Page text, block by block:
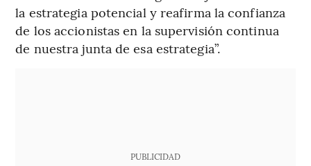
la estrategia potencial y reafirma la confianza
de los accionistas en la supervisión continua
de nuestra junta de esa estrategia”.
PUBLICIDAD